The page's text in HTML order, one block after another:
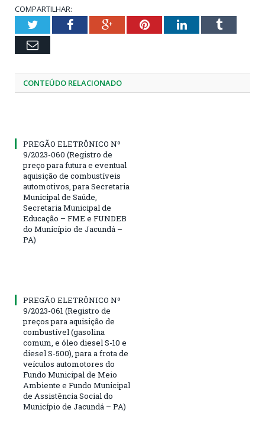
COMPARTILHAR:
TwitterFacebookGoogle+PinterestLinkedInTumblr
Email
CONTEÚDO RELACIONADO
PREGÃO ELETRÔNICO Nº
9/2023-060 (Registro de
preço para futura e eventual
aquisição de combustíveis
automotivos, para Secretaria
Municipal de Saúde,
Secretaria Municipal de
Educação – FME e FUNDEB
do Município de Jacundá –
PA)
PREGÃO ELETRÔNICO Nº
9/2023-061 (Registro de
preços para aquisição de
combustível (gasolina
comum, e óleo diesel S-10 e
diesel S-500), para a frota de
veículos automotores do
Fundo Municipal de Meio
Ambiente e Fundo Municipal
de Assistência Social do
Município de Jacundá – PA)